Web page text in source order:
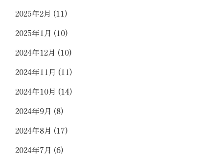
2025年2月 (11)
2025年1月 (10)
2024年12月 (10)
2024年11月 (11)
2024年10月 (14)
2024年9月 (8)
2024年8月 (17)
2024年7月 (6)